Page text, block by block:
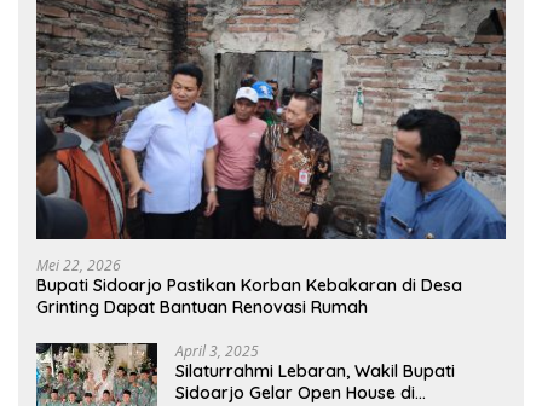
Mei 22, 2026
Bupati Sidoarjo Pastikan Korban Kebakaran di Desa
Grinting Dapat Bantuan Renovasi Rumah
April 3, 2025
Silaturrahmi Lebaran, Wakil Bupati
Sidoarjo Gelar Open House di